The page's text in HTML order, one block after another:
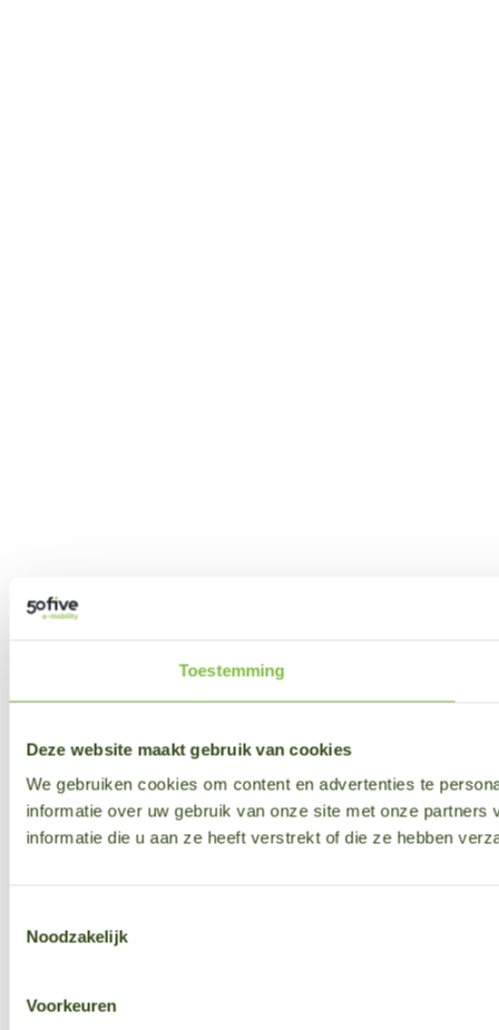
Toestemming
Deze website maakt gebruik van cookies
We gebruiken cookies om content en advertenties te
informatie over uw gebruik van onze site met onze
informatie die u aan ze heeft verstrekt of die ze hebben
Noodzakelijk
Voorkeuren